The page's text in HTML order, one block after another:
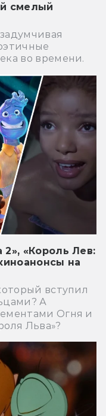
смелый
во времени.
2», «Король Лев:
на
вступил
А
Огня и
Льва»?